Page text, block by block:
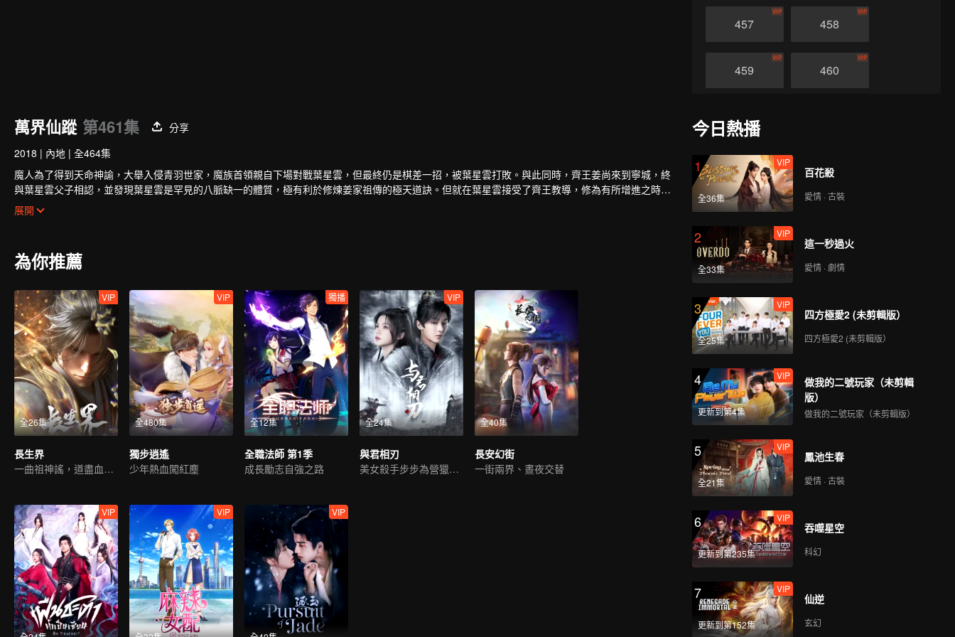
457
VIP
458
VIP
459
VIP
460
VIP
461
463
萬界仙蹤 第461集
分享
2018 | 內地 | 全464集
魔人為了得到天命神諭，大舉入侵青羽世家，魔族首領親自下場對戰葉星雲，但最終仍是棋差一招，被葉星雲打敗。與此同時，齊王姜尚來到寧城，終
與葉星雲父子相認，並發現葉星雲是罕見的八脈缺一的體質，極有利於修煉姜家祖傳的極天道訣。但就在葉星雲接受了齊王教導，修為有所增進之時，
神秘女子安芸忽然出現。她為了得到葉星雲身上的九天神女圖，使用奇門之術，將其帶走，卻不料因而捲入到了魔人和葉星雲的恩怨之中.....
展開
為你推薦
全26集
VIP
長生界
一曲祖神謠，道盡血與淚
全480集
VIP
獨步逍遙
少年熱血闖紅塵
全12集
獨播
全職法師 第1季
成長勵志自強之路
全24集
VIP
與君相刃
美女殺手步步為營獵愛皇子
全40集
長安幻街
一街兩界、晝夜交替
VIP VIP VIP
今日熱播
1
全36集
VIP
百花殺
愛情 · 古裝
2
全33集
VIP
這一秒過火
愛情 · 劇情
3
全25集
VIP
四方極愛2 (未剪輯版）
四方極愛2 (未剪輯版）
4
更新到第4集
VIP
做我的二號玩家（未剪輯
版）
做我的二號玩家（未剪輯版）
5
全21集
VIP
鳳池生春
愛情 · 古裝
6
更新到第235集
VIP
吞噬星空
科幻
7
更新到第152集
VIP
仙逆
玄幻